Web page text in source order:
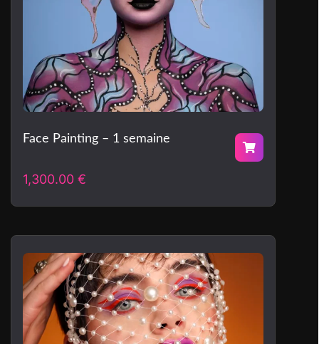
Face Painting – 1 semaine
1,300.00 €